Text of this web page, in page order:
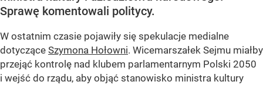
Sprawę komentowali politycy.
W ostatnim czasie pojawiły się spekulacje medialne
dotyczące Szymona Hołowni. Wicemarszałek Sejmu miałby
przejąć kontrolę nad klubem parlamentarnym Polski 2050
i wejść do rządu, aby objąć stanowisko ministra kultury